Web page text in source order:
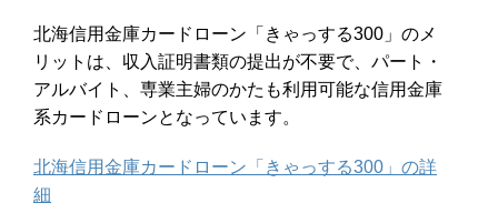
北海信用金庫カードローン「きゃっする300」のメ
リットは、収入証明書類の提出が不要で、パート・
アルバイト、専業主婦のかたも利用可能な信用金庫
系カードローンとなっています。
北海信用金庫カードローン「きゃっする300」の詳
細